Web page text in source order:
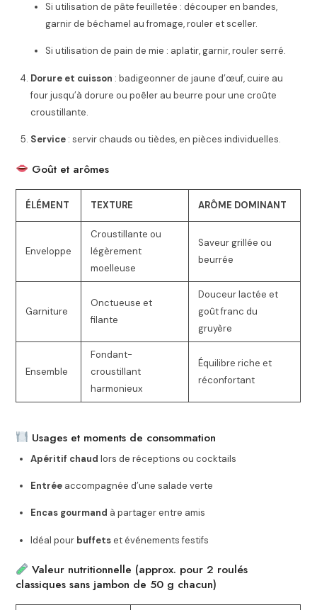
Si utilisation de pâte feuilletée : découper en bandes,
garnir de béchamel au fromage, rouler et sceller.
Si utilisation de pain de mie : aplatir, garnir, rouler serré.
Dorure et cuisson : badigeonner de jaune d’œuf, cuire au
four jusqu’à dorure ou poêler au beurre pour une croûte
croustillante.
Service : servir chauds ou tièdes, en pièces individuelles.
Goût et arômes
ÉLÉMENT TEXTURE ARÔME DOMINANT
Enveloppe
Croustillante ou
légèrement
moelleuse
Saveur grillée ou
beurrée
Garniture
Onctueuse et
filante
Douceur lactée et
goût franc du
gruyère
Ensemble
Fondant-
croustillant
harmonieux
Équilibre riche et
réconfortant
Usages et moments de consommation
Apéritif chaud lors de réceptions ou cocktails
Entrée accompagnée d’une salade verte
Encas gourmand à partager entre amis
Idéal pour buffetset événements festifs
Valeur nutritionnelle (approx. pour 2 roulés
classiques sans jambon de 50 g chacun)